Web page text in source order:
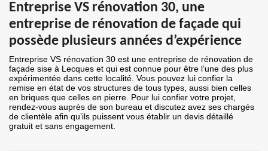
Entreprise VS rénovation 30, une
entreprise de rénovation de façade qui
possède plusieurs années d’expérience
Entreprise VS rénovation 30 est une entreprise de rénovation de
façade sise à Lecques et qui est connue pour être l’une des plus
expérimentée dans cette localité. Vous pouvez lui confier la
remise en état de vos structures de tous types, aussi bien celles
en briques que celles en pierre. Pour lui confier votre projet,
rendez-vous auprès de son bureau et discutez avez ses chargés
de clientèle afin qu’ils puissent vous établir un devis détaillé
gratuit et sans engagement.